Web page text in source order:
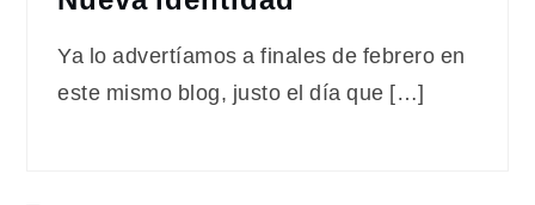
Ya lo advertíamos a finales de febrero en
este mismo blog, justo el día que […]